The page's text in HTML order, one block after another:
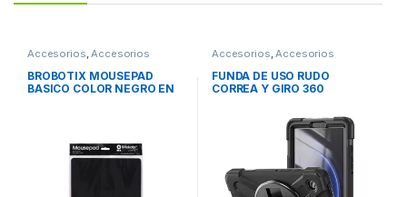
Accesorios Accesorios
BROBOTIX MOUSEPAD
BASICO COLOR NEGRO EN
BROBOTIX
Accesorios Accesorios
Notebook / Tablet
FUNDA DE USO RUDO
CORREA Y GIRO 360